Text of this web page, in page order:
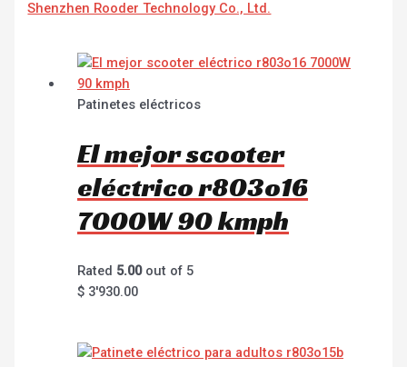
Shenzhen Rooder Technology Co., Ltd.
Patinetes eléctricos
El mejor scooter
eléctrico r803o16
7000W 90 kmph
Rated 5.00out of 5
$ 3'930.00